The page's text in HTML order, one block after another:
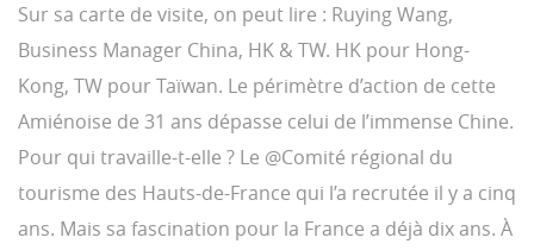
Sur sa carte de visite, on peut lire : Ruying Wang,
Business Manager China, HK & TW. HK pour Hong-
Kong, TW pour Taïwan. Le périmètre d’action de cette
Amiénoise de 31 ans dépasse celui de l’immense Chine.
Pour qui travaille-t-elle ? Le @Comité régional du
tourisme des Hauts-de-France qui l’a recrutée il y a cinq
ans. Mais sa fascination pour la France a déjà dix ans. À